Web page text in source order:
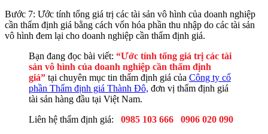
Bước 7: Ước tính tổng giá trị các tài sản vô hình của doanh nghiệp
cần thẩm định giá bằng cách vốn hóa phần thu nhập do các tài sản
vô hình đem lại cho doanh nghiệp cần thẩm định giá.
Bạn đang đọc bài viết: “Ước tính tổng giá trị các tài
sản vô hình của doanh nghiệp cần thẩm định
giá” tại chuyên mục tin thẩm định giá của Công ty cổ
phần Thẩm định giá Thành Đô, đơn vị thẩm định giá
tài sản hàng đầu tại Việt Nam.
Liên hệ thẩm định giá:
0985 103 666
0906 020 090